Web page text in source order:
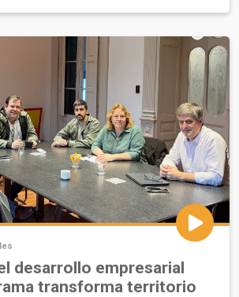
desarrollo empresarial
transforma territorio